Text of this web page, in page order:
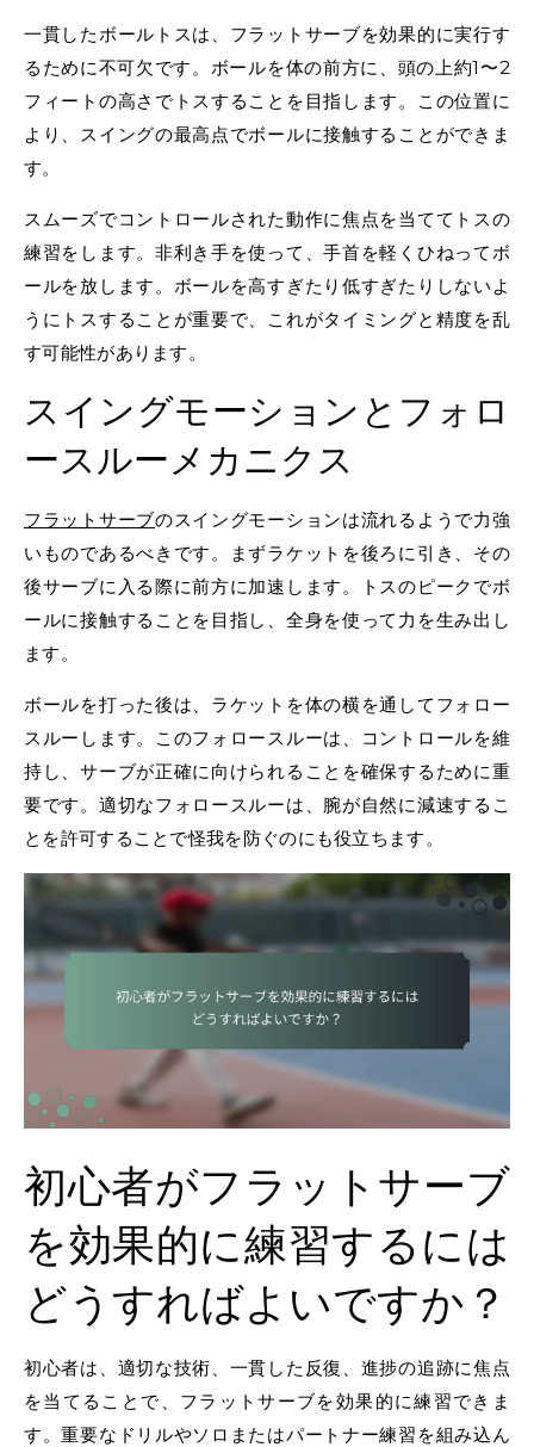
一貫したボールトスは、フラットサーブを効果的に実行す
るために不可欠です。ボールを体の前方に、頭の上約1〜2
フィートの高さでトスすることを目指します。この位置に
より、スイングの最高点でボールに接触することができま
す。
スムーズでコントロールされた動作に焦点を当ててトスの
練習をします。非利き手を使って、手首を軽くひねってボ
ールを放します。ボールを高すぎたり低すぎたりしないよ
うにトスすることが重要で、これがタイミングと精度を乱
す可能性があります。
スイングモーションとフォロ
ースルーメカニクス
フラットサーブのスイングモーションは流れるようで力強
いものであるべきです。まずラケットを後ろに引き、その
後サーブに入る際に前方に加速します。トスのピークでボ
ールに接触することを目指し、全身を使って力を生み出し
ます。
ボールを打った後は、ラケットを体の横を通してフォロー
スルーします。このフォロースルーは、コントロールを維
持し、サーブが正確に向けられることを確保するために重
要です。適切なフォロースルーは、腕が自然に減速するこ
とを許可することで怪我を防ぐのにも役立ちます。
初心者がフラットサーブ
を効果的に練習するには
どうすればよいですか？
初心者は、適切な技術、一貫した反復、進捗の追跡に焦点
を当てることで、フラットサーブを効果的に練習できま
す。重要なドリルやソロまたはパートナー練習を組み込ん